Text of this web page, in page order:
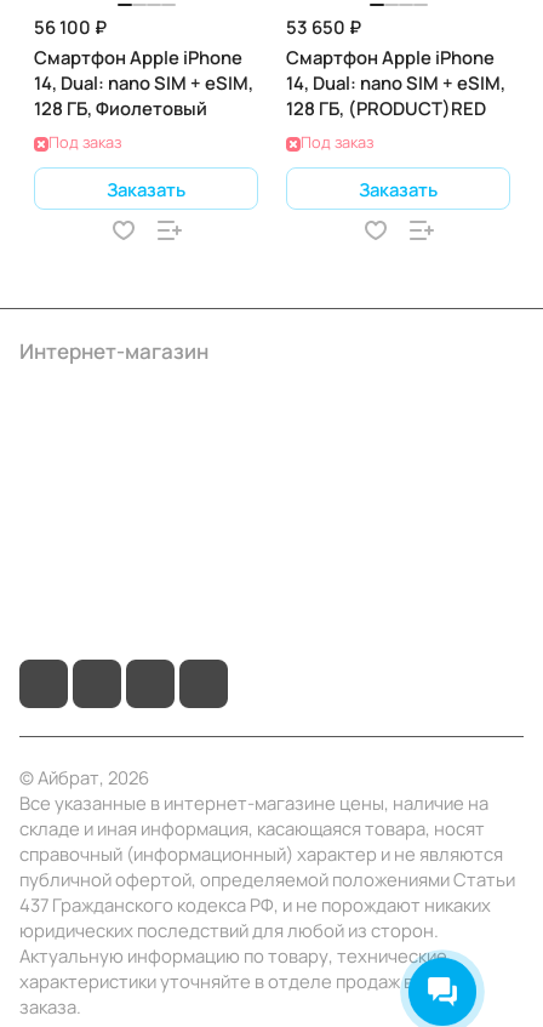
56 100 ₽
Смартфон Apple iPhone
14, Dual: nano SIM + eSIM,
128 ГБ, Фиолетовый
Под заказ
Заказать
53 650 ₽
Смартфон Apple iPhone
14, Dual: nano SIM + eSIM,
128 ГБ, (PRODUCT)RED
Под заказ
Заказать
Интернет-магазин
© Айбрат, 2026
Все указанные в интернет-магазине цены, наличие на
складе и иная информация, касающаяся товара, носят
справочный (информационный) характер и не являются
публичной офертой, определяемой положениями Статьи
437 Гражданского кодекса РФ, и не порождают никаких
юридических последствий для любой из сторон.
Актуальную информацию по товару, технические
характеристики уточняйте в отделе продаж в день
заказа.